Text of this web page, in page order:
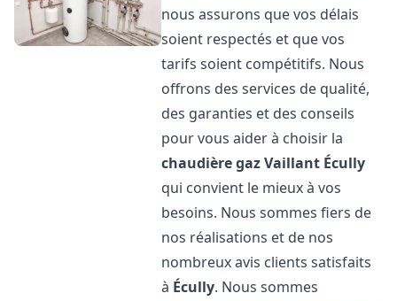
nous assurons que vos délais
soient respectés et que vos
tarifs soient compétitifs. Nous
offrons des services de qualité,
des garanties et des conseils
pour vous aider à choisir la
chaudière gaz Vaillant Écully
qui convient le mieux à vos
besoins. Nous sommes fiers de
nos réalisations et de nos
nombreux avis clients satisfaits
à Écully. Nous sommes